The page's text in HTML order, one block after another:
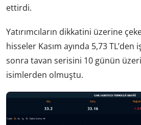
ettirdi.
Yatırımcıların dikkatini üzerine
hisseler Kasım ayında 5,73 TL’den
sonra tavan serisini 10 günün
isimlerden olmuştu.